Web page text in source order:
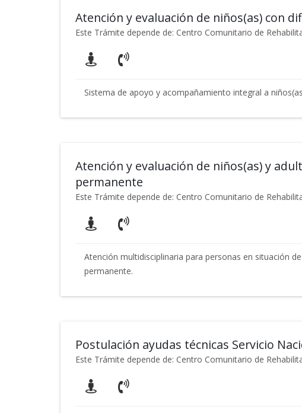
Atención y evaluación de niños(as) con
Este Trámite depende de: Centro Comunitario de
Sistema de apoyo y acompañamiento integral a
Atención y evaluación de niños(as) y
permanente
Este Trámite depende de: Centro Comunitario de
Atención multidisciplinaria para personas en situación
permanente.
Postulación ayudas técnicas Servicio
Este Trámite depende de: Centro Comunitario de